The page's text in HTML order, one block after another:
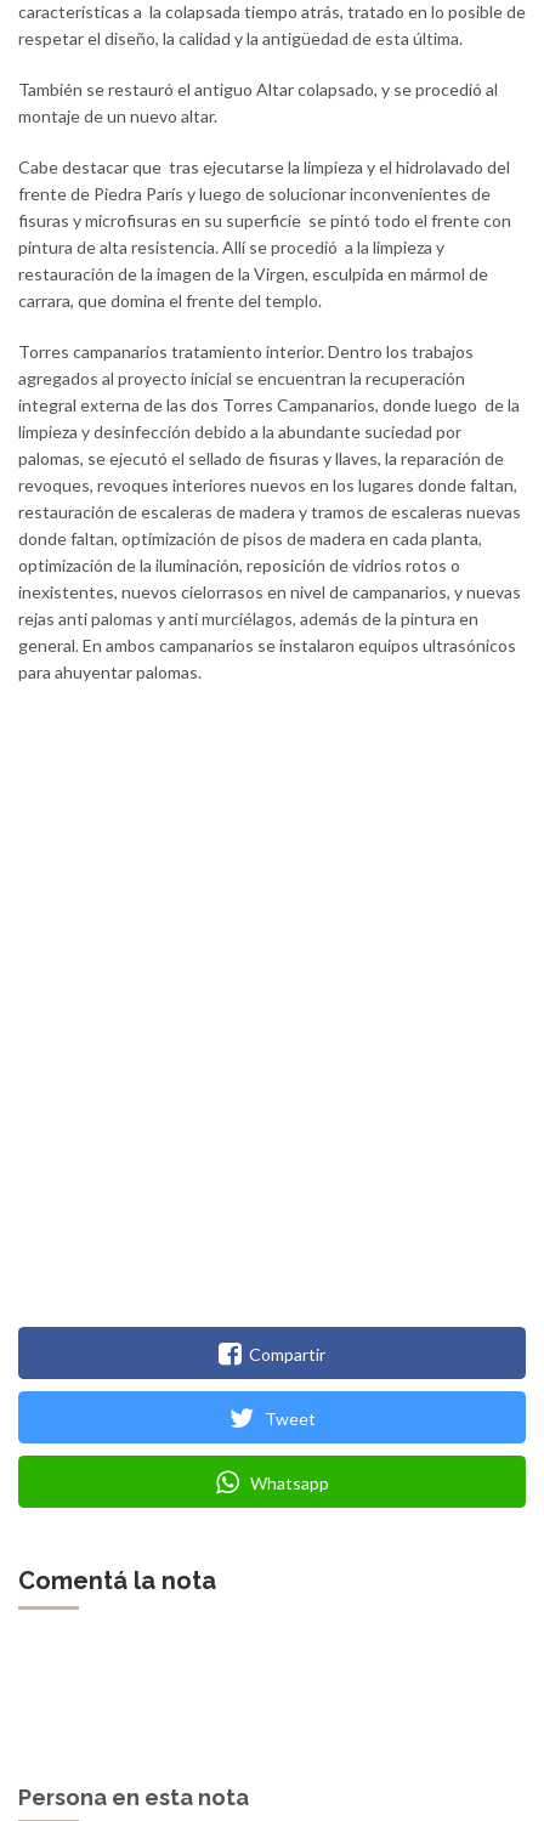
características a la colapsada tiempo atrás, tratado en lo posible de
respetar el diseño, la calidad y la antigüedad de esta última.
También se restauró el antiguo Altar colapsado, y se procedió al
montaje de un nuevo altar.
Cabe destacar que tras ejecutarse la limpieza y el hidrolavado del
frente de Piedra París y luego de solucionar inconvenientes de
fisuras y microfisuras en su superficie se pintó todo el frente con
pintura de alta resistencia. Allí se procedió a la limpieza y
restauración de la imagen de la Virgen, esculpida en mármol de
carrara, que domina el frente del templo.
Torres campanarios tratamiento interior. Dentro los trabajos
agregados al proyecto inicial se encuentran la recuperación
integral externa de las dos Torres Campanarios, donde luego de la
limpieza y desinfección debido a la abundante suciedad por
palomas, se ejecutó el sellado de fisuras y llaves, la reparación de
revoques, revoques interiores nuevos en los lugares donde faltan,
restauración de escaleras de madera y tramos de escaleras nuevas
donde faltan, optimización de pisos de madera en cada planta,
optimización de la iluminación, reposición de vidrios rotos o
inexistentes, nuevos cielorrasos en nivel de campanarios, y nuevas
rejas anti palomas y anti murciélagos, además de la pintura en
general. En ambos campanarios se instalaron equipos ultrasónicos
para ahuyentar palomas.
Compartir
Tweet
Whatsapp
Comentá la nota
Persona en esta nota